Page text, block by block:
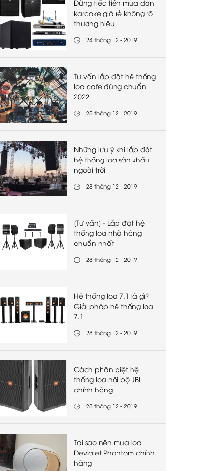
Đừng tiếc tiền mua dàn
karaoke giá rẻ không rõ
thương hiệu
24 tháng 12 - 2019
Tư vấn lắp đặt hệ thống
loa cafe đúng chuẩn
2022
25 tháng 12 - 2019
Những lưu ý khi lắp đặt
hệ thống loa sân khấu
ngoài trời
28 tháng 12 - 2019
[Tư vấn] - Lắp đặt hệ
thống loa nhà hàng
chuẩn nhất
28 tháng 12 - 2019
Hệ thống loa 7.1 là gì?
Giải pháp hệ thống loa
7.1
28 tháng 12 - 2019
Cách phân biệt hệ
thống loa nội bộ JBL
chính hãng
28 tháng 12 - 2019
Tại sao nên mua loa
Devialet Phantom chính
hãng